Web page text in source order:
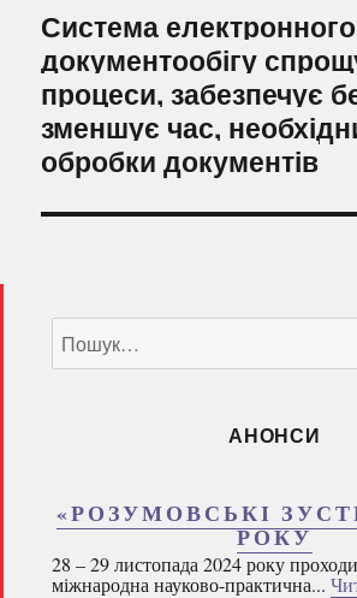
Наступний
запис:
Система електронного
документообігу
процеси, забезпечує
зменшує час,
обробки документів
за
запитом:
АНОНСИ
«РОЗУМОВСЬКІ
РОКУ
28 – 29 листопада 2024 року
міжнародна науково-практична...